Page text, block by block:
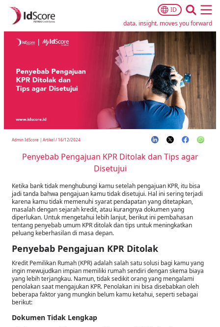
ID
data. insight. moves you forward
Admin IdScore | Artikel/ 16/12/2024
Penyebab Pengajuan KPR Ditolak dan Tips agar
Disetujui
Ketika bank tidak menghubungi kamu setelah pengajuan KPR, itu bisa
jadi tanda bahwa pengajuan kamu tidak disetujui. Hal ini sering terjadi
karena kamu tidak memenuhi syarat pendapatan yang ditetapkan,
masalah dengan sejarah kredit, atau kurangnya dokumen yang
diperlukan. Untuk mengetahui lebih lanjut, berikut ini pembahasan
tentang penyebab umum KPR ditolak dan tips untuk meningkatkan
peluang keberhasilan di masa depan.
Penyebab Pengajuan KPR Ditolak
Kredit Pemilikan Rumah (KPR) adalah salah satu solusi bagi kamu yang
ingin mewujudkan impian memiliki rumah sendiri dengan skema biaya
yang lebih terjangkau. Namun, tidak sedikit orang yang mengalami
penolakan saat mengajukan KPR. Penolakan ini bisa disebabkan oleh
beberapa faktor yang mungkin belum kamu ketahui, seperti sebagai
berikut:
Dokumen Tidak Lengkap